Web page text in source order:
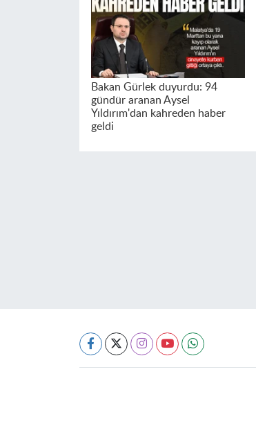
Bakan Gürlek duyurdu: 94
gündür aranan Aysel
Yıldırım'dan kahreden haber
geldi